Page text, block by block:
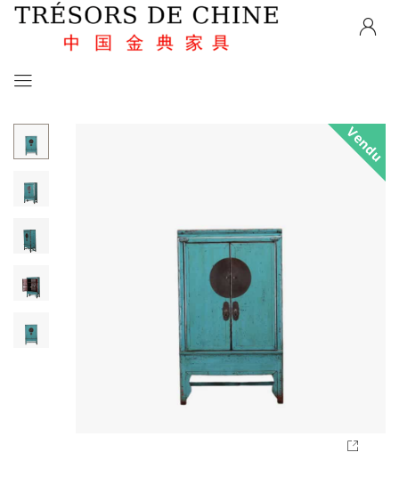
Vendu